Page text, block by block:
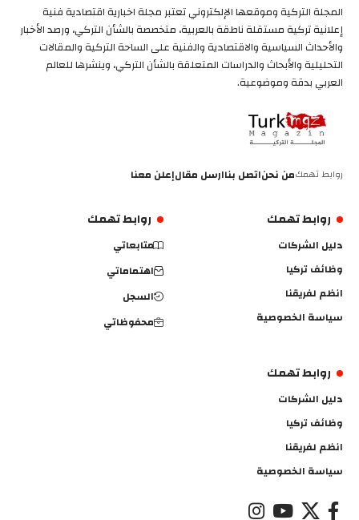
المجلة التركية وموقعها الإلكتروني تعتبر مجلة اخبارية اقتصادية فنية
إعلانية تركية مستقلة ناطقة بالعربية، متخصصة بالشأن التركي، ورصد الأخبار
والأحداث السياسية والاقتصادية والفنية على الساحة التركية والمقالات
التحليلية والأبحاث والدراسات المتعلقة بالشأن التركي، وينشرها للعالم
العربي بدقة وموضوعية.
روابط تهمكمن نحناتصل بناارسل مقالإعلن معنا
روابط تهمك
دليل الشركات
وظائف تركيا
انظم لفريقنا
سياسة الخصوصية
روابط تهمك
متابعاتي
اهتماماتي
السجل
محفوظاتي
روابط تهمك
دليل الشركات
وظائف تركيا
انظم لفريقنا
سياسة الخصوصية